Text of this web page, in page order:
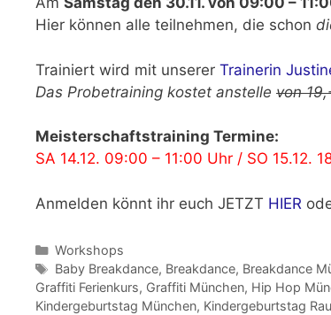
Hier können alle teilnehmen, die schon
Trainiert wird mit unserer Trainerin
Das Probetraining kostet anstelle von
Meisterschaftstraining Termine:
SA 14.12. 09:00 – 11:00 Uhr / SO 15.12.
Anmelden könnt ihr euch JETZT HIER
Kategorien
Workshops
Schlagwörter
Baby Breakdance, Breakdance, Breakdance
Graffiti Ferienkurs, Graffiti München, Hip Hop
Kindergeburtstag München, Kindergeburtstag